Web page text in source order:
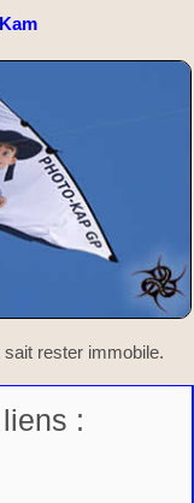
rester immobile.
: